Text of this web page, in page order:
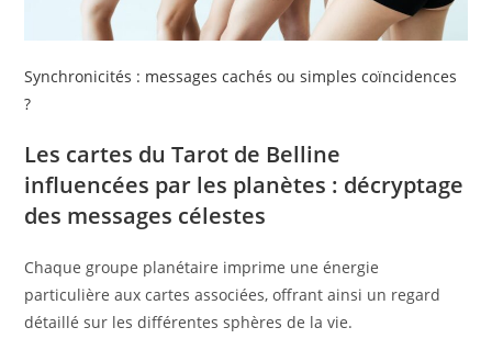
Synchronicités : messages cachés ou simples coïncidences
?
Les cartes du Tarot de Belline
influencées par les planètes : décryptage
des messages célestes
Chaque groupe planétaire imprime une énergie
particulière aux cartes associées, offrant ainsi un regard
détaillé sur les différentes sphères de la vie.